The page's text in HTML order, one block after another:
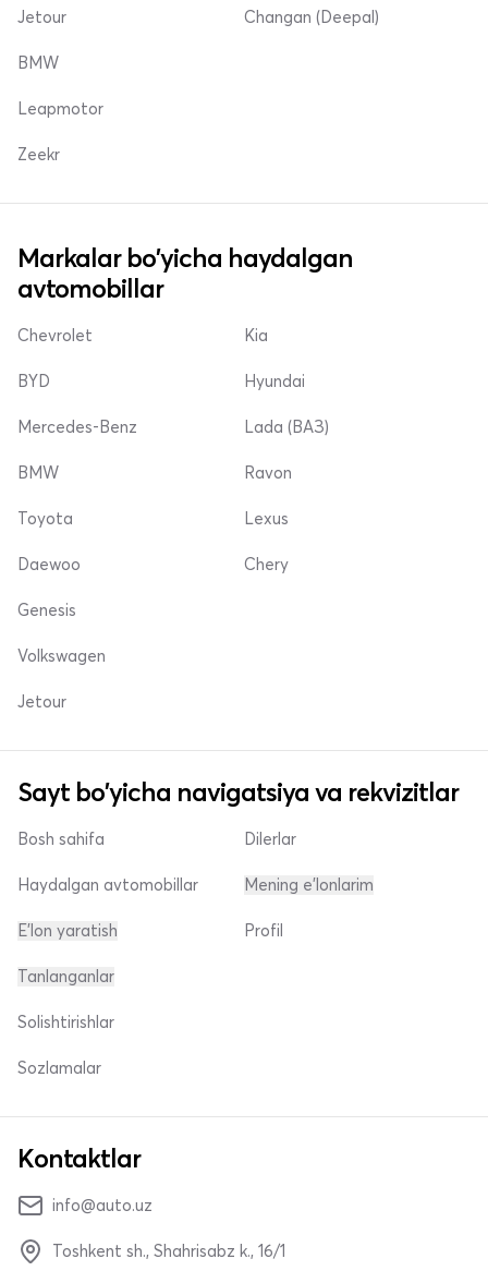
Jetour Changan (Deepal)
BMW
Leapmotor
Zeekr
Markalar bo'yicha haydalgan
avtomobillar
Chevrolet
BYD
Mercedes-Benz
Kia
Hyundai
Lada (ВАЗ)
BMW
Toyota
Daewoo
Ravon
Lexus
Chery
Genesis
Volkswagen
Jetour
Sayt bo'yicha navigatsiya va rekvizitlar
Bosh sahifa
Haydalgan avtomobillar
E'lon yaratish
Dilerlar
Mening e'lonlarim
Profil
Tanlanganlar
Solishtirishlar
Sozlamalar
Kontaktlar
info@auto.uz
Toshkent sh., Shahrisabz k., 16/1